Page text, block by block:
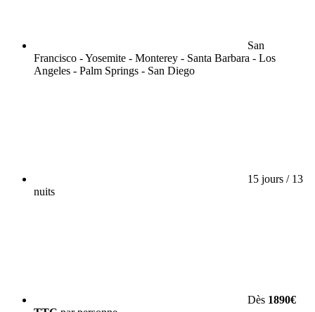
San
Francisco - Yosemite - Monterey - Santa Barbara - Los
Angeles - Palm Springs - San Diego
15 jours / 13
nuits
Dès 1890€